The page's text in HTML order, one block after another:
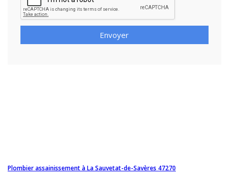
Envoyer
Plombier assainissement à La Sauvetat-de-Savères 47270